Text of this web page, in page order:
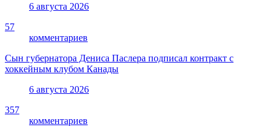
6 августа 2026
57
комментариев
Сын губернатора Дениса Паслера подписал контракт с
хоккейным клубом Канады
6 августа 2026
357
комментариев